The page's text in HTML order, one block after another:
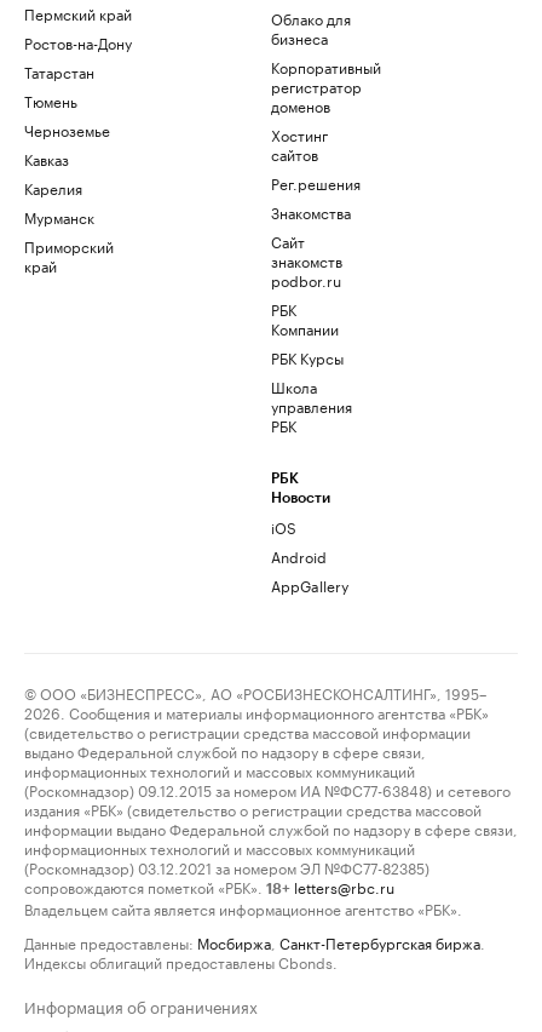
Пермский край
Ростов-на-Дону
Татарстан
Тюмень
Черноземье
Кавказ
Карелия
Мурманск
Приморский
край
Облако для
бизнеса
Корпоративный
регистратор
доменов
Хостинг
сайтов
Рег.решения
Знакомства
Сайт
знакомств
podbor.ru
РБК
Компании
РБК Курсы
Школа
управления
РБК
РБК
Новости
iOS
Android
AppGallery
© ООО «БИЗНЕСПРЕСС», АО «РОСБИЗНЕСКОНСАЛТИНГ», 1995–
2026. Сообщения и материалы информационного агентства «РБК»
(свидетельство о регистрации средства массовой информации
выдано Федеральной службой по надзору в сфере связи,
информационных технологий и массовых коммуникаций
(Роскомнадзор) 09.12.2015 за номером ИА №ФС77-63848) и сетевого
издания «РБК» (свидетельство о регистрации средства массовой
информации выдано Федеральной службой по надзору в сфере связи,
информационных технологий и массовых коммуникаций
(Роскомнадзор) 03.12.2021 за номером ЭЛ №ФС77-82385)
сопровождаются пометкой «РБК».
18+ letters@rbc.ru
Владельцем сайта является информационное агентство «РБК».
Данные предоставлены: Мосбиржа Санкт-Петербургская биржа
Индексы облигаций предоставлены Cbonds.
Информация об ограничениях